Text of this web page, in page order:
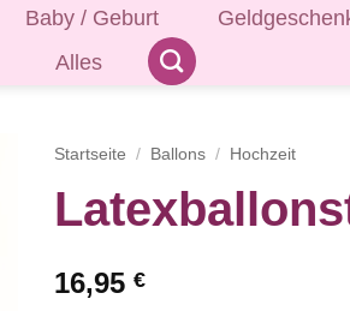
Baby / Geburt
Alles
Startseite / Ballons / Hochzeit
16,95 €